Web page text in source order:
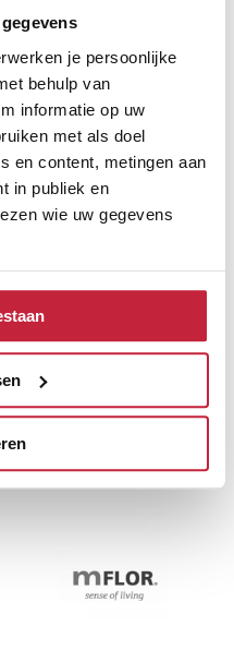
je persoonlijke
behulp van
informatie op uw
met als doel
en content, metingen aan
in publiek en
wie uw gegevens
graag:
uw geografische
nauwkeurig kan zijn
door het actief te
(fingerprinting)
in het
moment wijzigen of
social media te bieden
vloeren